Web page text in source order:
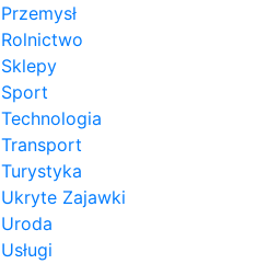
Przemysł
Rolnictwo
Sklepy
Sport
Technologia
Transport
Turystyka
Ukryte Zajawki
Uroda
Usługi